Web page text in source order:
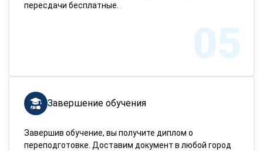
пересдачи бесплатные.
05
Завершение обучения
Завершив обучение, вы получите диплом о
переподготовке. Доставим документ в любой город